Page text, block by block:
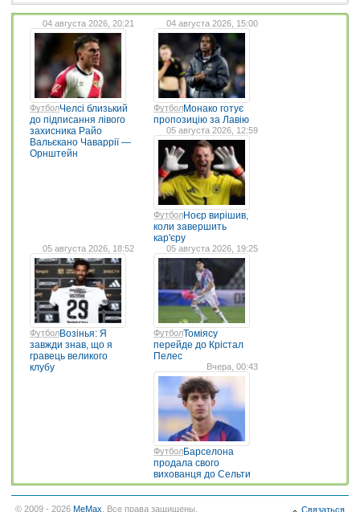
04 августа 2026, 20:21
ФутболЧелсі близький
до підписання лівого
захисника Райо
Вальєкано Чаваррії —
Орнштейн
04 августа 2026, 15:00
ФутболМонако готує
пропозицію за Лавію
05 августа 2026, 12:59
ФутболНоєр вирішив,
коли завершить
кар'єру
05 августа 2026, 18:52
ФутболВозінья: Я
завжди знав, що я
гравець великого
клубу
05 августа 2026, 19:25
ФутболТоміясу
перейде до Крістал
Пелес
Вчера, 00:43
ФутболБарселона
продала свого
вихованця до Сельти
© 2009 - 2026 MeMax . Все права защищены. Связаться